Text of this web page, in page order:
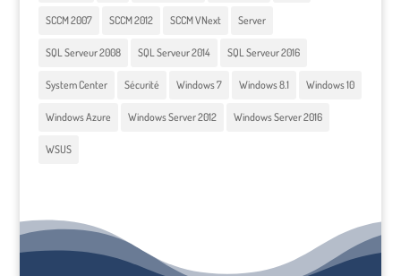
SCCM 2007 SCCM 2012 SCCM VNext Server
SQL Serveur 2008 SQL Serveur 2014 SQL Serveur 2016
System Center Sécurité Windows 7 Windows 8.1 Windows 10
Windows Azure Windows Server 2012 Windows Server 2016
WSUS